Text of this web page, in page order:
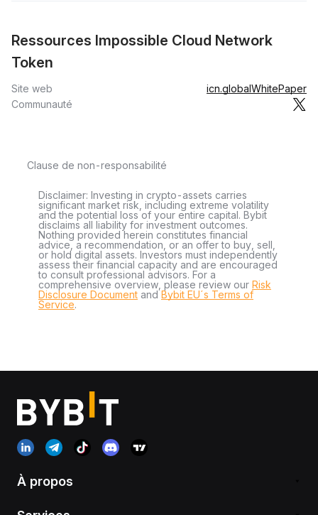
Ressources Impossible Cloud Network
Token
Site web icn.globalWhitePaper
Communauté
Clause de non-responsabilité
Disclaimer: Investing in crypto-assets carries
significant market risk, including extreme volatility
and the potential loss of your entire capital. Bybit
disclaims all liability for investment outcomes.
Nothing provided herein constitutes financial
advice, a recommendation, or an offer to buy, sell,
or hold digital assets. Investors must independently
assess their financial capacity and are encouraged
to consult professional advisors. For a
comprehensive overview, please review our Risk
Disclosure Document andBybit EU´s Terms of
Service.
À propos